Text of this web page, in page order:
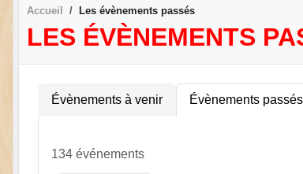
Accueil Les évènements passés
LES ÉVÈNEMENTS
Évènements à venir Évènements passés
134 événements